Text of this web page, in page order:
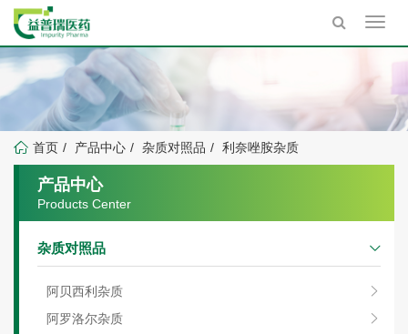
首页 产品中心 杂质对照品 利奈唑胺杂质
产品中心
Products Center
杂质对照品
阿贝西利杂质
阿罗洛尔杂质